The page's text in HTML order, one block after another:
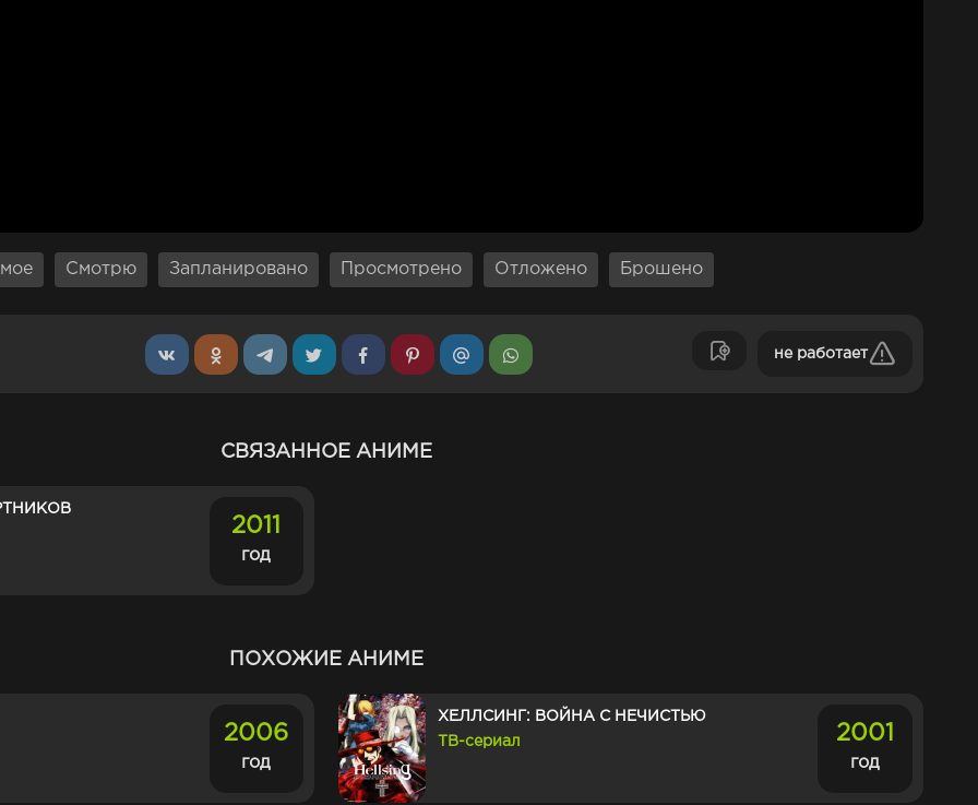
Смотрю Запланировано Просмотрено Отложено Брошено
не работает
СВЯЗАННОЕ АНИМЕ
2011
год
ПОХОЖИЕ АНИМЕ
2006
год
ХЕЛЛСИНГ: ВОЙНА С НЕЧИСТЬЮ
ТВ-сериал
2001
год